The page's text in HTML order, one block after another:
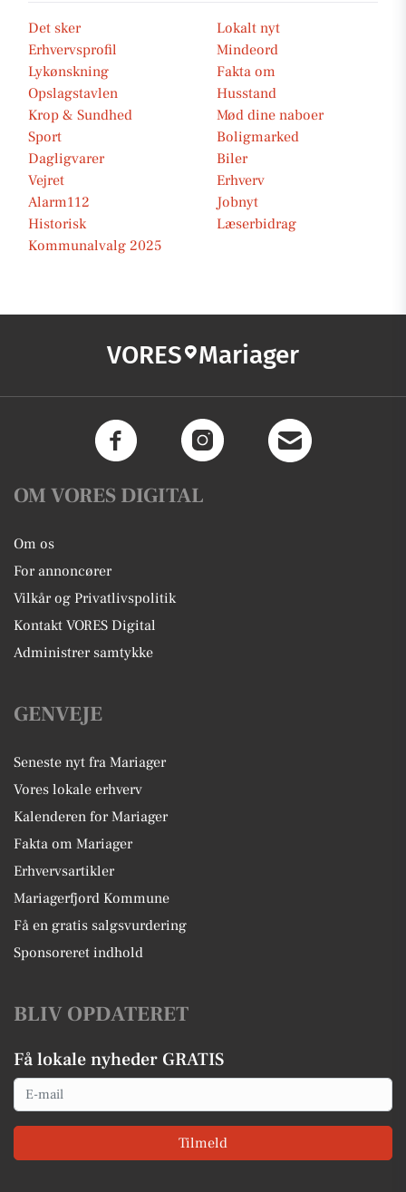
Det sker
Lokalt nyt
Erhvervsprofil
Mindeord
Lykønskning
Fakta om
Opslagstavlen
Husstand
Krop & Sundhed
Mød dine naboer
Sport
Boligmarked
Dagligvarer
Biler
Vejret
Erhverv
Alarm112
Jobnyt
Historisk
Læserbidrag
Kommunalvalg 2025
VORES Mariager
OM VORES DIGITAL
Om os
For annoncører
Vilkår og Privatlivspolitik
Kontakt VORES Digital
Administrer samtykke
GENVEJE
Seneste nyt fra Mariager
Vores lokale erhverv
Kalenderen for Mariager
Fakta om Mariager
Erhvervsartikler
Mariagerfjord Kommune
Få en gratis salgsvurdering
Sponsoreret indhold
BLIV OPDATERET
Få lokale nyheder GRATIS
Email
Tilmeld